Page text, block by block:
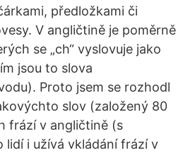
předložkami či
V angličtině je poměrně
se „ch“ vyslovuje jako
jsou to slova
Proto jsem se rozhodl
slov (založený 80
frází v angličtině (s
lidí i užívá vkládání frází v